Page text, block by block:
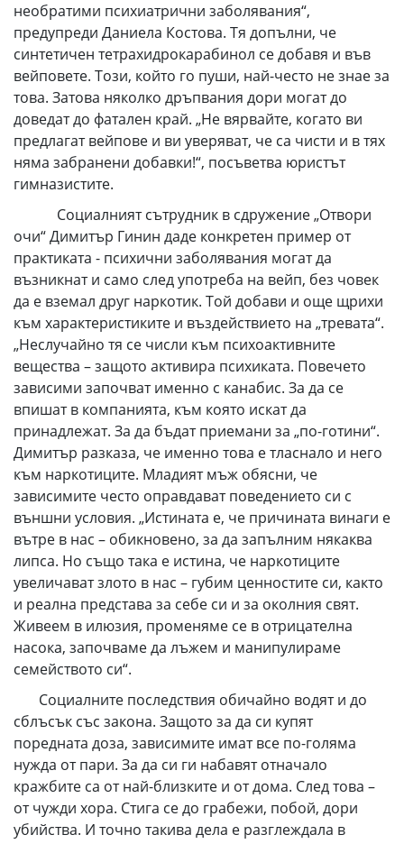
необратими психиатрични заболявания“,
предупреди Даниела Костова. Тя допълни, че
синтетичен тетрахидрокарабинол се добавя и във
вейповете. Този, който го пуши, най-често не знае за
това. Затова няколко дръпвания дори могат до
доведат до фатален край. „Не вярвайте, когато ви
предлагат вейпове и ви уверяват, че са чисти и в тях
няма забранени добавки!“, посъветва юристът
гимназистите.
Социалният сътрудник в сдружение „Отвори
очи“ Димитър Гинин даде конкретен пример от
практиката - психични заболявания могат да
възникнат и само след употреба на вейп, без човек
да е вземал друг наркотик. Той добави и още щрихи
към характеристиките и въздействието на „тревата“.
„Неслучайно тя се числи към психоактивните
вещества – защото активира психиката. Повечето
зависими започват именно с канабис. За да се
впишат в компанията, към която искат да
принадлежат. За да бъдат приемани за „по-готини“.
Димитър разказа, че именно това е тласнало и него
към наркотиците. Младият мъж обясни, че
зависимите често оправдават поведението си с
външни условия. „Истината е, че причината винаги е
вътре в нас – обикновено, за да запълним някаква
липса. Но също така е истина, че наркотиците
увеличават злото в нас – губим ценностите си, както
и реална представа за себе си и за околния свят.
Живеем в илюзия, променяме се в отрицателна
насока, започваме да лъжем и манипулираме
семейството си“.
Социалните последствия обичайно водят и до
сблъсък със закона. Защото за да си купят
поредната доза, зависимите имат все по-голяма
нужда от пари. За да си ги набавят отначало
кражбите са от най-близките и от дома. След това –
от чужди хора. Стига се до грабежи, побой, дори
убийства. И точно такива дела е разглеждала в